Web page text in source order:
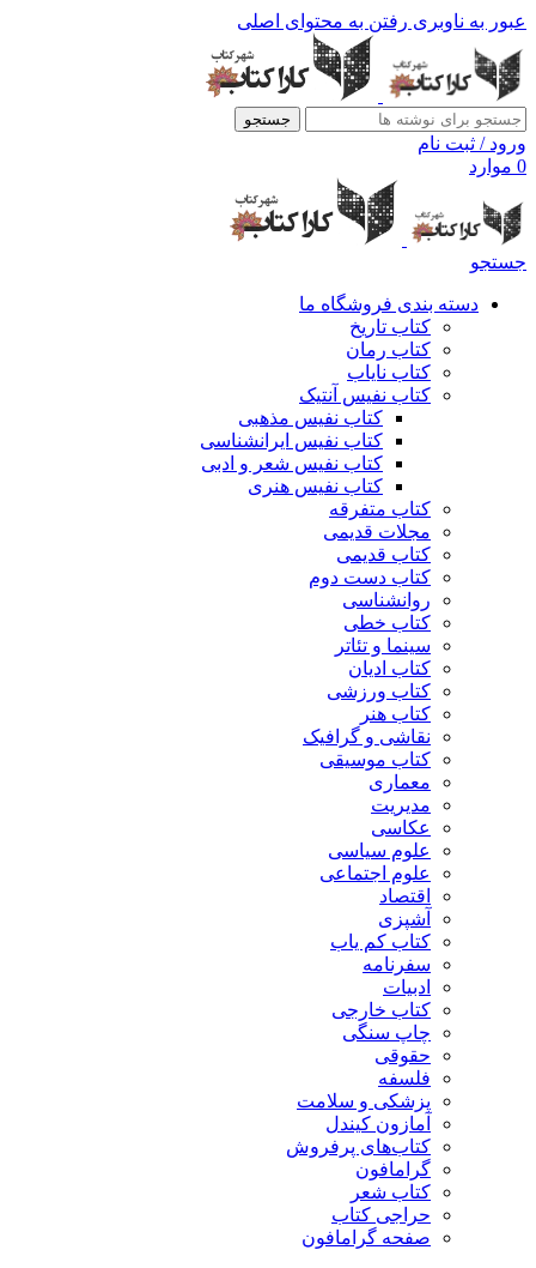
عبور به ناوبری رفتن به محتوای اصلی
جستجو
ورود / ثبت نام
0 موارد
جستجو
دسته بندی فروشگاه ما
کتاب تاریخ
کتاب رمان
کتاب نایاب
کتاب نفیس آنتیک
کتاب نفیس مذهبی
کتاب نفیس ایرانشناسی
کتاب نفیس شعر و ادبی
کتاب نفیس هنری
کتاب متفرقه
مجلات قدیمی
کتاب قدیمی
کتاب دست دوم
روانشناسی
کتاب خطی
سینما و تئاتر
کتاب ادیان
کتاب ورزشی
کتاب هنر
نقاشی و گرافیک
کتاب موسیقی
معماری
مدیریت
عکاسی
علوم سیاسی
علوم اجتماعی
اقتصاد
آشپزی
کتاب کم یاب
سفرنامه
ادبیات
کتاب خارجی
چاپ سنگی
حقوقی
فلسفه
پزشکی و سلامت
آمازون کیندل
کتاب‌های پرفروش
گرامافون
کتاب شعر
حراجی کتاب
صفحه گرامافون